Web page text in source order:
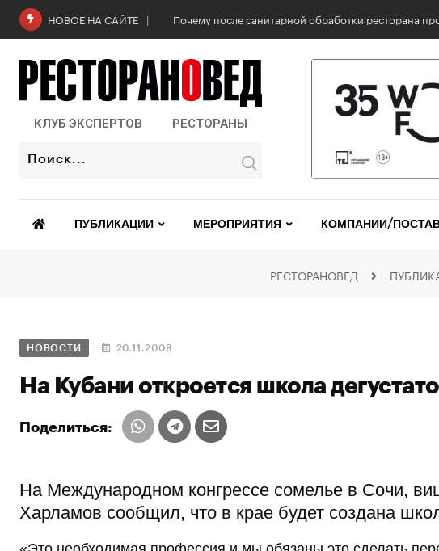
НОВОЕ НА САЙТЕ Почему после санитарной обработки ресторана
КЛУБ ЭКСПЕРТОВ РЕСТОРАНЫ
ПУБЛИКАЦИИ МЕРОПРИЯТИЯ КОМПАНИИ/
РЕСТОРАНОВЕД
НОВОСТИ 20.11.2008
На Кубани откроется школа
Поделиться:
На Международном конгрессе сомелье в Сочи,
Харламов сообщил, что в крае будет создана